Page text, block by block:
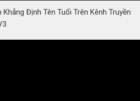
Khẳng Định Tên Tuổi Trên Kênh Truyền